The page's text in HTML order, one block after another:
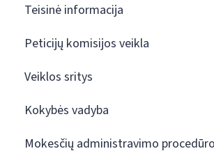
Teisinė informacija
Peticijų komisijos veikla
Veiklos sritys
Kokybės vadyba
Mokesčių administravimo